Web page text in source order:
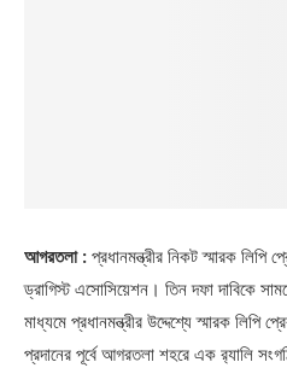
আগরতলা : প্রধানমন্ত্রীর নিকট স্মারক লিপি
ড্রাগিস্ট এসোসিয়েশন। তিন দফা দাবিকে
মাধ্যমে প্রধানমন্ত্রীর উদ্দেশ্যে স্মারক লিপি
প্রদানের পূর্বে আগরতলা শহরে এক র‍্যালি